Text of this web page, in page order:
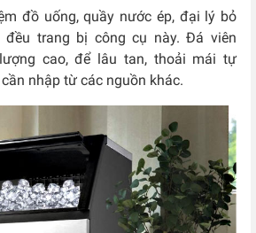
đồ uống, quầy nước ép, đại lý bỏ
trang bị công cụ này. Đá viên
cao, để lâu tan, thoải mái tự
nhập từ các nguồn khác.